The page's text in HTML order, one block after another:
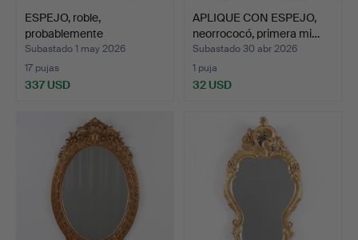
ESPEJO, roble,
probablemente
Nybrofabriken…
Subastado 1 may 2026
17 pujas
337 USD
APLIQUE CON ESPEJO,
neorrococó, primera mi…
Subastado 30 abr 2026
1 puja
32 USD